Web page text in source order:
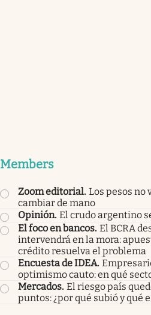
Members
Zoom editorial. Los pesos no
cambiar de mano
Opinión. El crudo argentino
El foco en bancos. El BCRA
intervendrá en la mora:
crédito resuelva el problema
Encuesta de IDEA.
optimismo cauto: en qué
Mercados. El riesgo país
puntos: ¿por qué subió y qué